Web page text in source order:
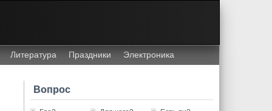
Литература Праздники Электроника
Вопрос